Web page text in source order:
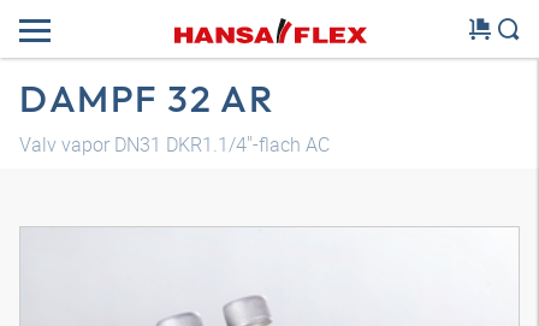
DAMPF 32 AR
Valv vapor DN31 DKR1.1/4"-flach AC